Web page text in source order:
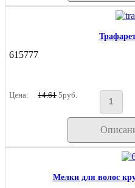
615777
Цена: 14.61 5руб.
Мелки для волос